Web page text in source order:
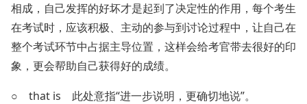
相成，自己发挥的好坏才是起到了决定性的作用，每个考生
在考试时，应该积极、主动的参与到讨论过程中，让自己在
整个考试环节中占据主导位置，这样会给考官带去很好的印
象，更会帮助自己获得好的成绩。
○ that is 此处意指“进一步说明，更确切地说”。